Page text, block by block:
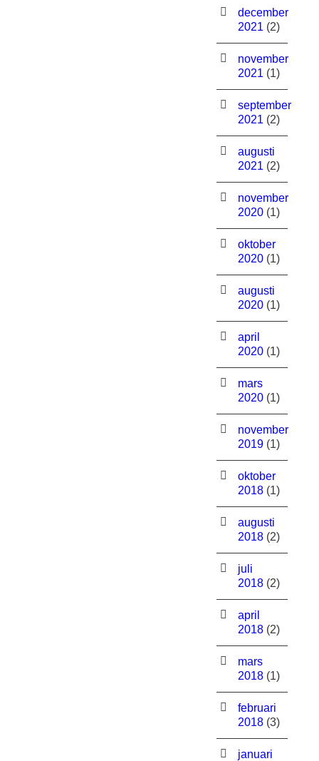
december
2021 (2)
november
2021 (1)
september
2021 (2)
augusti
2021 (2)
november
2020 (1)
oktober
2020 (1)
augusti
2020 (1)
april
2020 (1)
mars
2020 (1)
november
2019 (1)
oktober
2018 (1)
augusti
2018 (2)
juli
2018 (2)
april
2018 (2)
mars
2018 (1)
februari
2018 (3)
januari